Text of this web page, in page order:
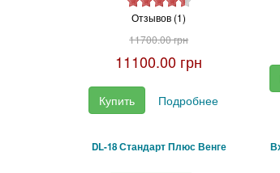
Отзывов (1)
11700.00 грн
11100.00 грн
Купить Подробнее
DL-18 Стандарт Плюс Венге